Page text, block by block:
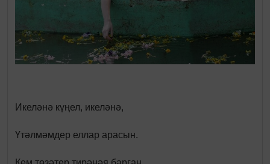
Икеләнә күңел, икеләнә,
Үтәлмәмдер еллар арасын.